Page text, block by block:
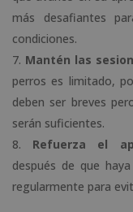
más desafiantes
condiciones.
Mantén las
perros es limitado,
deben ser breves
serán suficientes.
Refuerza el
después de que
regularmente para